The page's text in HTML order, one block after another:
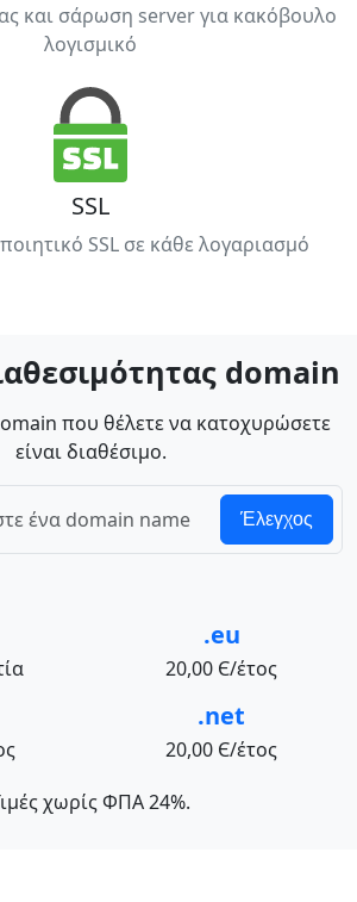
και σάρωση server για κακόβουλο
λογισμικό
SSL
SSL σε κάθε λογαριασμό
domain
που θέλετε να κατοχυρώσετε
είναι διαθέσιμο.
Έλεγχος
.eu
20,00 Є/έτος
.net
20,00 Є/έτος
χωρίς ΦΠΑ 24%.